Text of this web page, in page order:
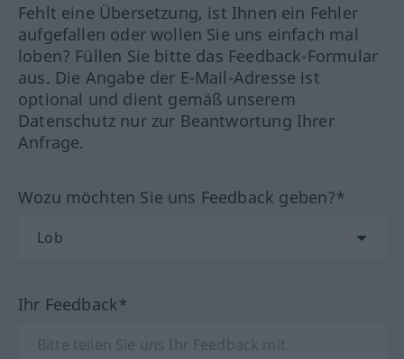
Fehlt eine Übersetzung, ist Ihnen ein Fehler
aufgefallen oder wollen Sie uns einfach mal
loben? Füllen Sie bitte das Feedback-Formular
aus. Die Angabe der E-Mail-Adresse ist
optional und dient gemäß unserem
Datenschutz nur zur Beantwortung Ihrer
Anfrage.
Wozu möchten Sie uns Feedback geben?*
Ihr Feedback*